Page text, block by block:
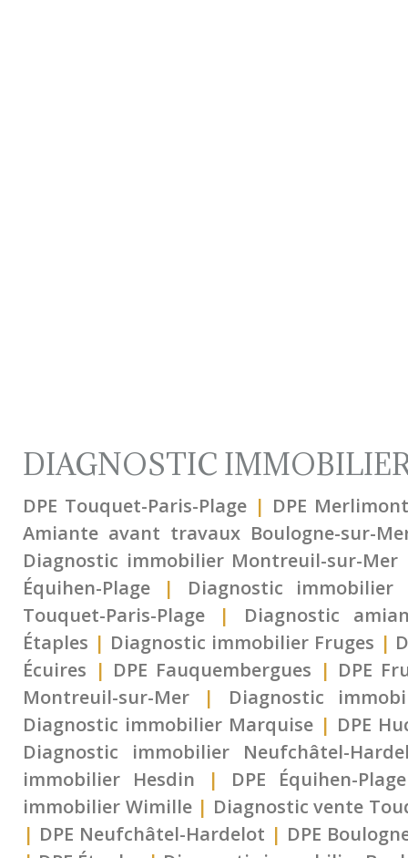
DIAGNOSTIC
DPE Touquet-Paris-Plage | DPE
Amiante avant travaux Boulogne-sur-
Diagnostic immobilier Montreuil-sur-Mer
Équihen-Plage | Diagnostic immobilier
Touquet-Paris-Plage | Diagnostic
Étaples | Diagnostic immobilier Fruges |
Écuires | DPE Fauquembergues | DPE
Montreuil-sur-Mer | Diagnostic
Diagnostic immobilier Marquise | DPE
Diagnostic immobilier Neufchâtel-
immobilier Hesdin | DPE Équihen-Plage
immobilier Wimille| Diagnostic vente
| DPE Neufchâtel-Hardelot | DPE